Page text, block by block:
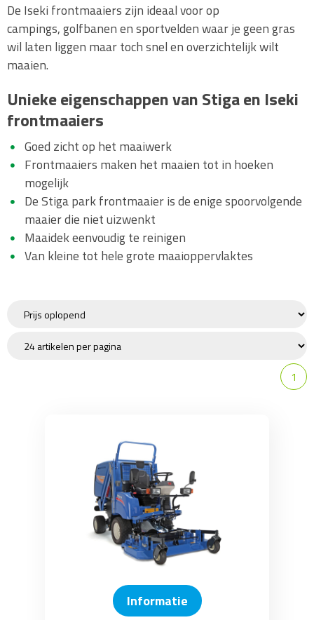
Robotmaaier
Bosmaaier/trimmer
Verticuteermachine
Kantensnijder
Strooier
Pomp / Beregening
Frees
Grondboor / Motorboor
De Iseki frontmaaiers zijn ideaal voor op
campings, golfbanen en sportvelden waar je geen gras
wil laten liggen maar toch snel en overzichtelijk wilt
maaien.
Unieke eigenschappen van Stiga en Iseki
frontmaaiers
Goed zicht op het maaiwerk
Frontmaaiers maken het maaien tot in hoeken
mogelijk
De Stiga park frontmaaier is de enige spoorvolgende
maaier die niet uizwenkt
Maaidek eenvoudig te reinigen
Van kleine tot hele grote maaioppervlaktes
1
Informatie